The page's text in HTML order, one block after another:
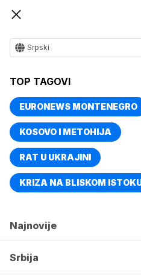
Srpski
TOP TAGOVI
EURONEWS MONTENEGRO
KOSOVO I METOHIJA
RAT U UKRAJINI
KRIZA NA BLISKOM
Najnovije
Srbija
TOP
Naslovna Biznis
pravne
obrade